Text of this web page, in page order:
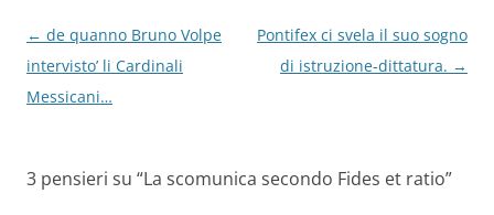
Navigazione
articolo
← de quanno Bruno Volpe
intervisto’ li Cardinali
Messicani…
Pontifex ci svela il suo sogno
di istruzione-dittatura. →
3 pensieri su “La scomunica secondo Fides et ratio”